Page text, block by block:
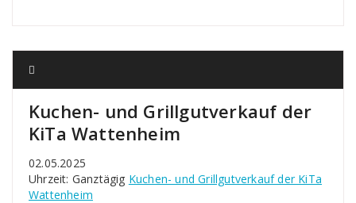
Kuchen- und Grillgutverkauf der
KiTa Wattenheim
02.05.2025
Uhrzeit: Ganztägig Kuchen- und Grillgutverkauf der KiTa
Wattenheim